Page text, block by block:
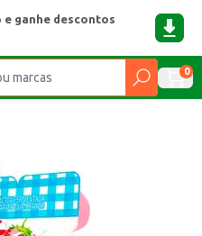
e ganhe descontos
0